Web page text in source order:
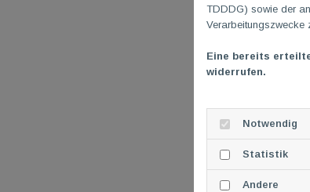
TDDDG) sowie der
Verarbeitungszwecke
Eine bereits
widerrufen.
Notwendig
Statistik
Andere